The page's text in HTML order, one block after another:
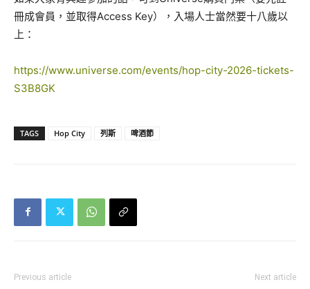
冊成會員，並取得Access Key），入場人士當然要十八歲以
上：
https://www.universe.com/events/hop-city-2026-tickets-
S3B8GK
TAGS Hop City 列斯 啤酒節
Previous article Next article